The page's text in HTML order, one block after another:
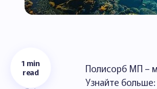
1 min
read
Полисорб МП –
Узнайте